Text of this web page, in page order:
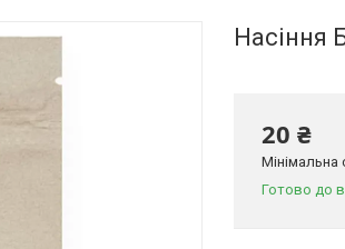
Насіння
20 ₴
Мінімальна
Готово до